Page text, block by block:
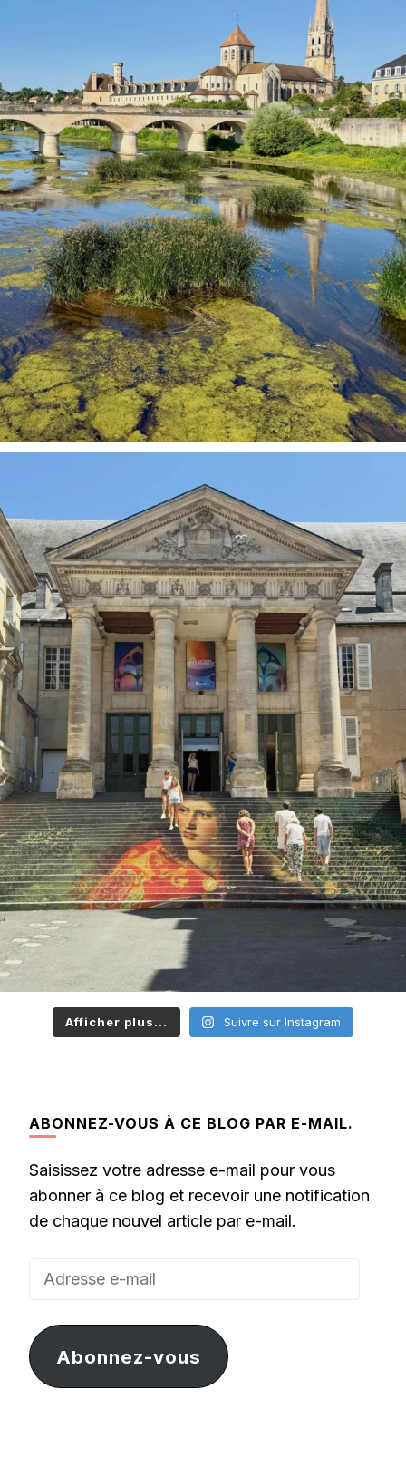
Afficher plus... Suivre sur Instagram
ABONNEZ-VOUS À CE BLOG PAR E-MAIL.
Saisissez votre adresse e-mail pour vous
abonner à ce blog et recevoir une notification
de chaque nouvel article par e-mail.
Adresse
mail
Abonnez-vous